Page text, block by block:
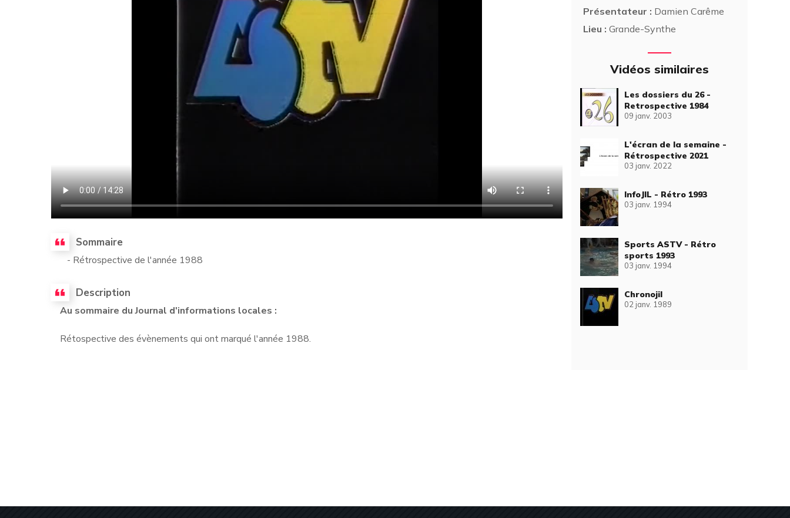
Sommaire
- Rétrospective de l'année 1988
Description
Au sommaire du Journal d'informations locales :
Rétospective des évènements qui ont marqué l'année 1988.
Présentateur : Damien Carême
Lieu : Grande-Synthe
Vidéos similaires
Les dossiers du 26 -
Retrospective 1984
09 janv. 2003
L'écran de la semaine -
Rétrospective 2021
03 janv. 2022
InfoJIL - Rétro 1993
03 janv. 1994
Sports ASTV - Rétro
sports 1993
03 janv. 1994
Chronojil
02 janv. 1989